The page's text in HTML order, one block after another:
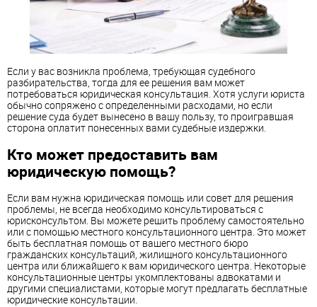
Если у вас возникла проблема, требующая судебного
разбирательства, тогда для ее решения вам может
потребоваться юридическая консультация. Хотя услуги юриста
обычно сопряжено с определенными расходами, но если
решение суда будет вынесено в вашу пользу, то проигравшая
сторона оплатит понесенных вами судебные издержки.
Кто может предоставить вам
юридическую помощь?
Если вам нужна юридическая помощь или совет для решения
проблемы, не всегда необходимо консультироваться с
юрисконсультом. Вы можете решить проблему самостоятельно
или с помощью местного консультационного центра. Это может
быть бесплатная помощь от вашего местного бюро
гражданских консультаций, жилищного консультационного
центра или ближайшего к вам юридического центра. Некоторые
консультационные центры укомплектованы адвокатами и
другими специалистами, которые могут предлагать бесплатные
юридические консультации.